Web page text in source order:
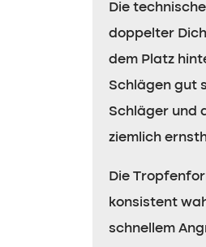
Die
doppelter
dem Platz
Schlägen gut
Schläger und
ziemlich
Die
konsistent
schnellem